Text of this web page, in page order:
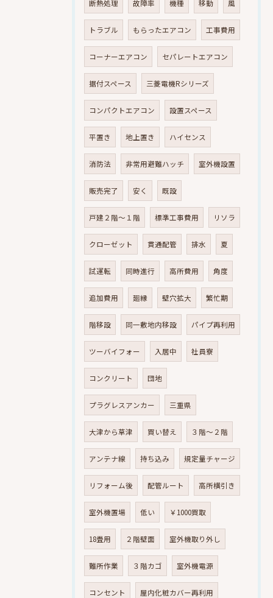
断熱処理 故障率 機種 移動 風
トラブル もらったエアコン 工事費用
コーナーエアコン セパレートエアコン
据付スペース 三菱電機Rシリーズ
コンパクトエアコン 設置スペース
平置き 地上置き ハイセンス
消防法 非常用避難ハッチ 室外機設置
販売完了 安く 既設
戸建２階～１階 標準工事費用 リソラ
クローゼット 貫通配管 排水 夏
試運転 同時進行 高所費用 角度
追加費用 廻縁 壁穴拡大 繁忙期
階移設 同一敷地内移設 パイプ再利用
ツーバイフォー 入居中 社員寮
コンクリート 団地
プラグレスアンカー 三重県
大津から草津 買い替え ３階～２階
アンテナ線 持ち込み 規定量チャージ
リフォーム後 配管ルート 高所横引き
室外機置場 低い ￥1000買取
18畳用 ２階壁面 室外機取り外し
難所作業 ３階カゴ 室外機電源
コンセント 屋内化粧カバー再利用